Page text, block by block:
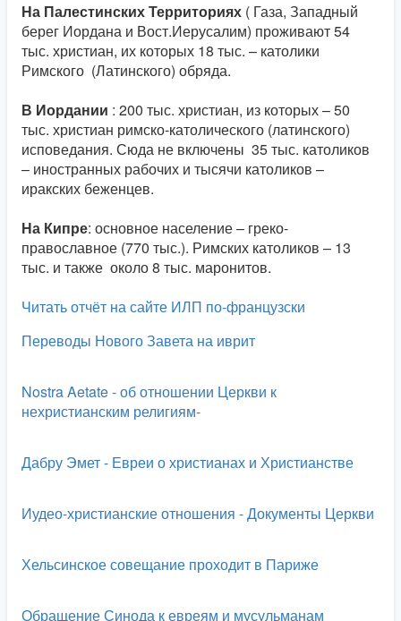
На Палестинских Территориях ( Газа, Западный
берег Иордана и Вост.Иерусалим) проживают 54
тыс. христиан, их которых 18 тыс. – католики
Римского (Латинского) обряда.
В Иордании : 200 тыс. христиан, из которых – 50
тыс. христиан римско-католического (латинского)
исповедания. Сюда не включены 35 тыс. католиков
– иностранных рабочих и тысячи католиков –
иракских беженцев.
На Кипре: основное население – греко-
православное (770 тыс.). Римских католиков – 13
тыс. и также около 8 тыс. маронитов.
Читать отчёт на сайте ИЛП по-французски
Переводы Нового Завета на иврит
Nostra Aetate - об отношении Церкви к
нехристианским религиям-
Дабру Эмет - Евреи о христианах и Христианстве
Иудео-христианские отношения - Документы Церкви
Хельсинское совещание проходит в Париже
Обращение Синода к евреям и мусульманам